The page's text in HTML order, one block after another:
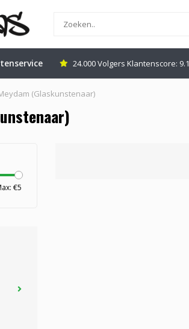
24.000 Volgers Klantenscore: 9.1
(Glaskunstenaar)
€5